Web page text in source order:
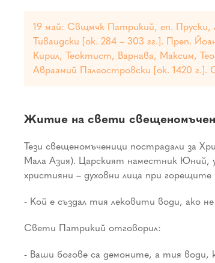
19 май: Свщмчк Патрикий, еп. Пруски,
Тиваидски [ок. 284 – 303 гг.]. Преп.
Кирил, Теоктист, Варнава, Максим,
Авраамий Палеостровски [ок. 1420 г.].
Житие на свети
Тези свещеномъченици пострадали за
Мала Азия). Царският наместник Юний,
християни – духовни лица при
- Кой е създал тия лековити води, ако
Свети Патрикий отговорил:
- Ваши богове са демоните, а тия води,